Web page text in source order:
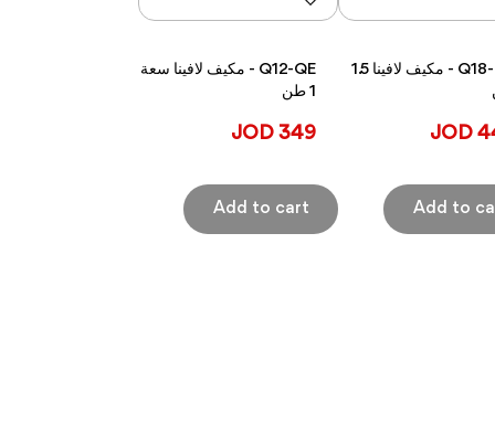
Q18-QE - مكيف لافينا 1.5
Q12-QE - مكيف لافينا سعة
1 طن
349 JOD